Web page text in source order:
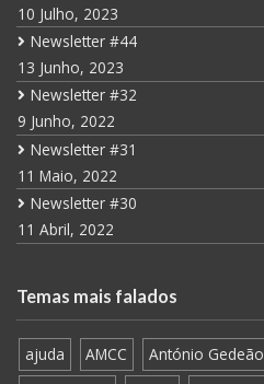
10 Julho, 2023
Newsletter #44
13 Junho, 2023
Newsletter #32
9 Junho, 2022
Newsletter #31
11 Maio, 2022
Newsletter #30
11 Abril, 2022
Temas mais falados
ajuda AMCC António Gedeão